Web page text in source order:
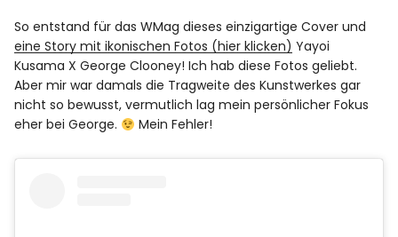
So entstand für das WMag dieses einzigartige Cover und
eine Story mit ikonischen Fotos (hier klicken) Yayoi
Kusama X George Clooney! Ich hab diese Fotos geliebt.
Aber mir war damals die Tragweite des Kunstwerkes gar
nicht so bewusst, vermutlich lag mein persönlicher Fokus
eher bei George.
Mein Fehler!